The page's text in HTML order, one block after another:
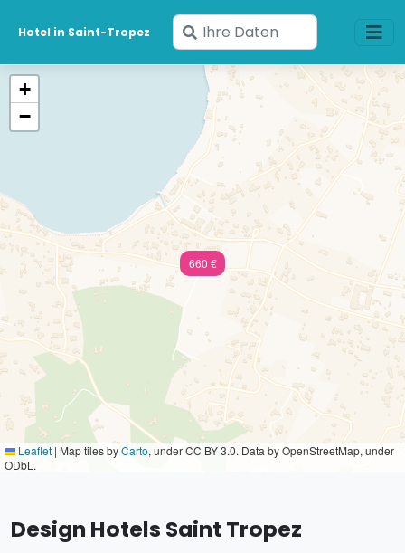
Hotel in Saint-Tropez
Geben
Sie
Ihre
Daten
ein
660 €
+
−
Leaflet | Map tiles byCarto, under CC BY 3.0. Data by OpenStreetMap, under
ODbL.
Design Hotels Saint Tropez